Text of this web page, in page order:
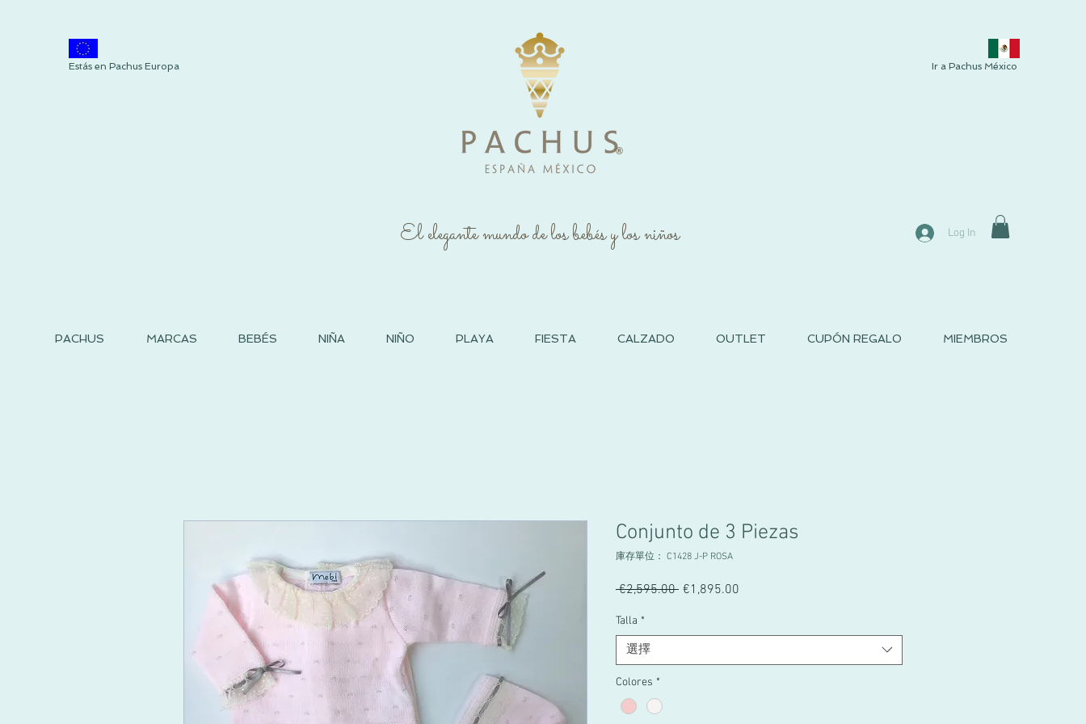
Estás en Pachus Europa
®
Ir a Pachus México
El elegante mundo de los bebés y los niños Log In
PACHUS MARCAS BEBÉS NIÑA NIÑO PLAYA FIESTA CALZADO OUTLET CUPÓN REGALO MIEMBROS
Conjunto de 3 Piezas
庫存單位： C1428 J-P ROSA
€2,595.00 一
格
€1,895.00
格
Talla *
選擇
Colores *